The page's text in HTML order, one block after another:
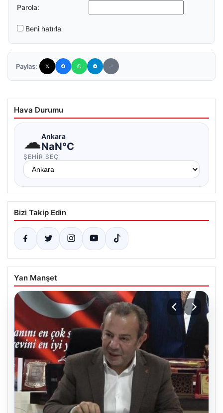
Parola:
Beni hatırla
Paylaş:
Hava Durumu
☁Ankara
NaN°C
ŞEHIR SEÇ
Bizi Takip Edin
Yan Manşet